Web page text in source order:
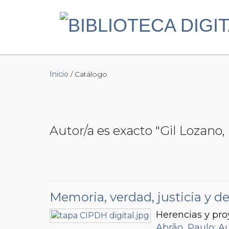
Inicio / Catálogo
Autor/a es exacto "Gil
Memoria, verdad, justicia y
Herencias y